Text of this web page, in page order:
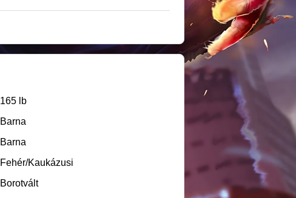
165 lb
Barna
Barna
Fehér/Kaukázusi
Borotvált